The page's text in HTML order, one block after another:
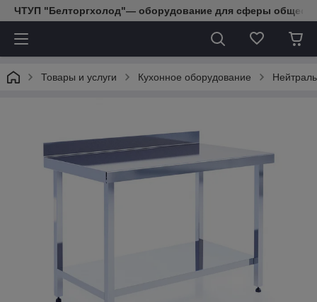
ЧТУП "Белторгхолод"— оборудование для сферы
Товары и услуги Кухонное оборудование